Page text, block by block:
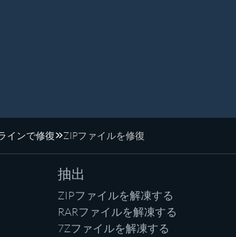
インで修復 ZIPファイルを修復
抽出
ZIPファイルを解凍する
RARファイルを解凍する
7Zファイルを解凍する